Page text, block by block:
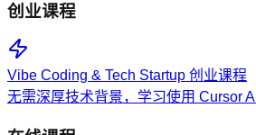
创业课程
Vibe Coding & Tech Startup 创业课程
无需深厚技术背景，学习使用 Cursor